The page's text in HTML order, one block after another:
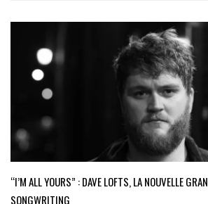
“I’M ALL YOURS” : DAVE LOFTS, LA NOUVELLE
SONGWRITING